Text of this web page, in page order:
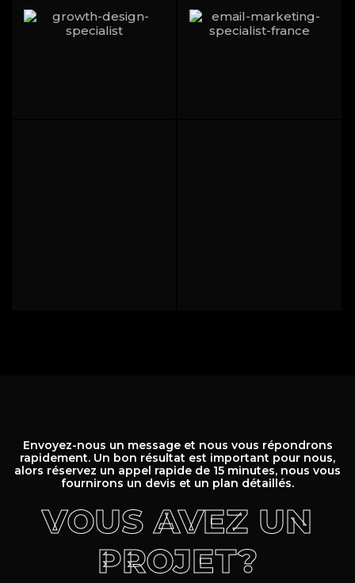
VOUS AVEZ UN
PROJET?
Envoyez-nous un message et nous vous répondrons
rapidement. Un bon résultat est important pour nous,
alors réservez un appel rapide de 15 minutes, nous vous
fournirons un devis et un plan détaillés.